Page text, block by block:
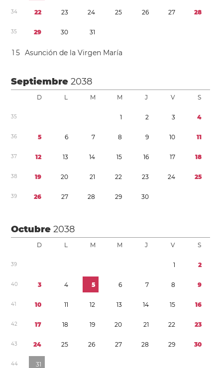
34 22 23 24 25 26 27 28
35 29 30 31
1 5 Asunción de la Virgen María
Septiembre2038
D L M M J V S
35 1 2 3 4
36 5 6 7 8 9 10 11
37 12 13 14 15 16 17 18
38 19 20 21 22 23 24 25
39 26 27 28 29 30
Octubre2038
D L M M J V S
39 1 2
40 3 4 5 6 7 8 9
41 10 11 12 13 14 15 16
42 17 18 19 20 21 22 23
43 24 25 26 27 28 29 30
44 31